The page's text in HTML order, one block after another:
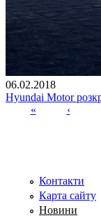
06.02.2018
Hyundai Motor
« ‹
Контакти
Карта сайту
Новини